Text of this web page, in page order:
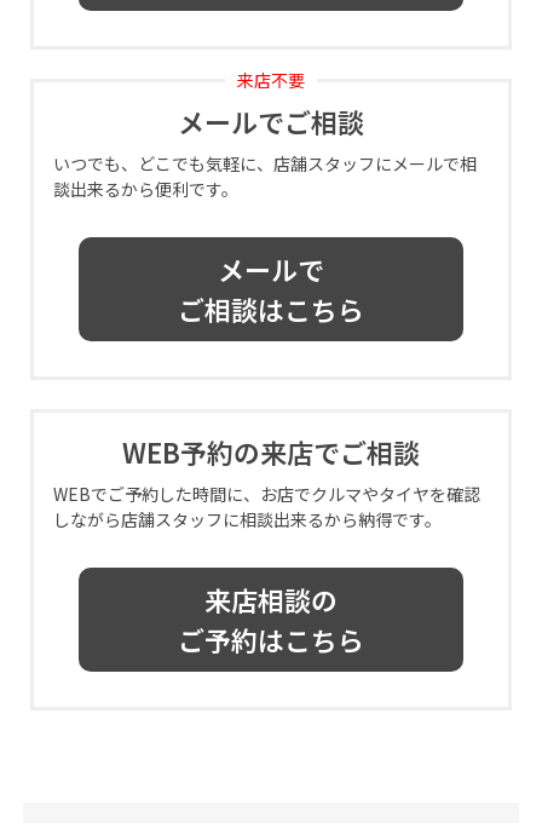
来店不要
メールでご相談
いつでも、どこでも気軽に、店舗スタッフにメールで相
談出来るから便利です。
メールで
ご相談はこちら
WEB予約の来店でご相談
WEBでご予約した時間に、お店でクルマやタイヤを確認
しながら店舗スタッフに相談出来るから納得です。
来店相談の
ご予約はこちら